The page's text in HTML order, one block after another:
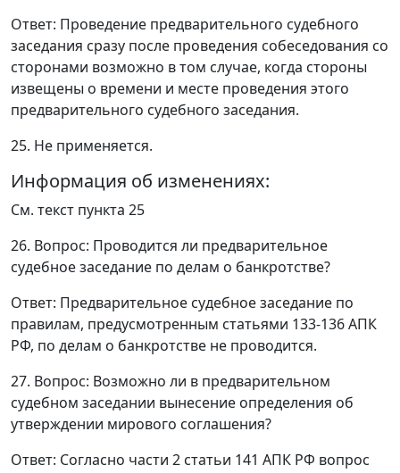
Ответ: Проведение предварительного судебного
заседания сразу после проведения собеседования со
сторонами возможно в том случае, когда стороны
извещены о времени и месте проведения этого
предварительного судебного заседания.
25. Не применяется.
Информация об изменениях:
См. текст пункта 25
26. Вопрос: Проводится ли предварительное
судебное заседание по делам о банкротстве?
Ответ: Предварительное судебное заседание по
правилам, предусмотренным статьями 133-136АПК
РФ, по делам о банкротстве не проводится.
27. Вопрос: Возможно ли в предварительном
судебном заседании вынесение определения об
утверждении мирового соглашения?
Ответ: Согласно части 2 статьи 141 АПК РФ вопрос